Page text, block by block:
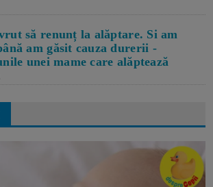
să renunț la alăptare. Si am
am găsit cauza durerii -
unei mame care alăptează